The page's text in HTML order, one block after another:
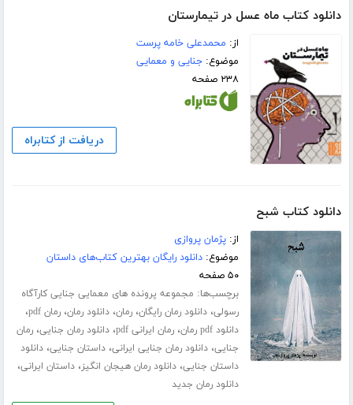
دانلود کتاب ماه عسل در تیمارستان
از: محمدعلی خامه پرست
موضوع:جنایی و معمایی
۲۳۸ صفحه
دریافت از کتابراه
دانلود کتاب شبح
از:پژمان پروازی
موضوع:دانلود رایگان بهترین کتاب‌های داستان
۵۰ صفحه
برچسب‌ها: مجموعه پرونده های معمایی جنایی کارآگاه
رسولی،دانلود رمان رایگان،رمان،دانلود رمان،رمان pdf ،
دانلود pdf رمان ،رمان ایرانی pdf ،دانلود رمان جنایی،رمان
جنایی،دانلود رمان جنایی ایرانی،داستان جنایی،دانلود
داستان جنایی،دانلود رمان هیجان انگیز،داستان ایرانی،
دانلود رمان جدید